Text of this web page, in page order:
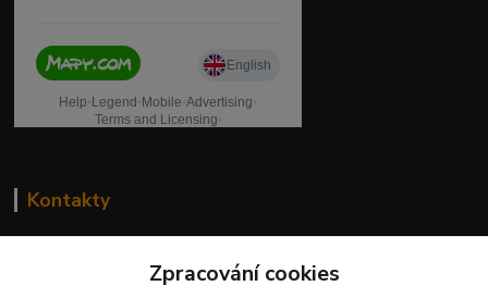
Kontakty
Zpracování cookies